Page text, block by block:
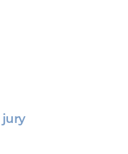
jury